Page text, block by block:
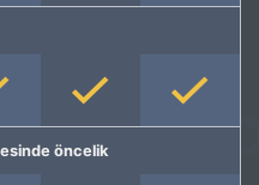
öncelik